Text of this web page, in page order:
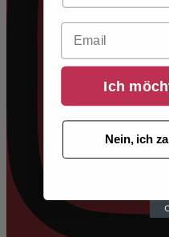
Email
Ich
Nein, ich